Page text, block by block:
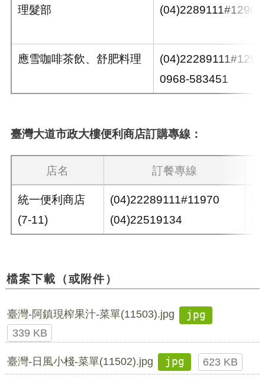
理髮部 (04)2289111#12907
應雪咖啡茶飲、舒肥料理
0968-583451
臺灣大道市政大樓便利商店訂購專線：
店名 訂餐專線
統一便利商店
(7-11)
(04)22289111#11970
(04)22519134
檔案下載（或附件）
臺灣-阿鎮現榨果汁-菜單(11503).jpg
jpg
339 KB
臺灣-日風小棧-菜單(11502).jpg jpg 623 KB